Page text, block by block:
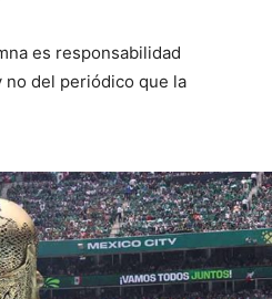
es responsabilidad
del periódico que la